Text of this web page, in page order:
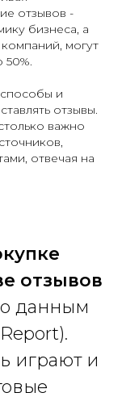
отзывов -
бизнеса, а
могут
50%.
и
отзывы.
важно
отвечая на
отзывов
данным
играют и